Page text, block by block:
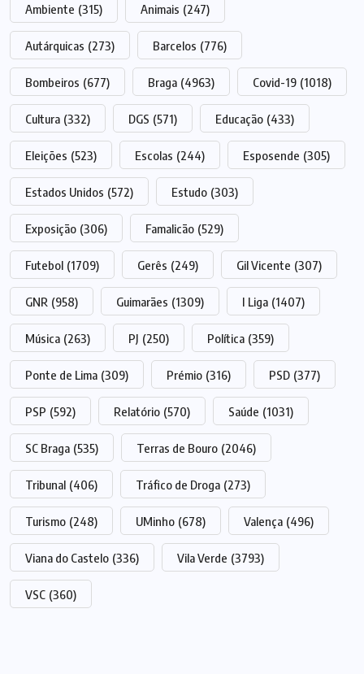
Ambiente (315) Animais (247)
Autárquicas (273) Barcelos (776)
Bombeiros (677) Braga (4963) Covid-19 (1018)
Cultura (332) DGS (571) Educação (433)
Eleições (523) Escolas (244) Esposende (305)
Estados Unidos (572) Estudo (303)
Exposição (306) Famalicão (529)
Futebol (1709) Gerês (249) Gil Vicente (307)
GNR (958) Guimarães (1309) I Liga (1407)
Música (263) PJ (250) Política (359)
Ponte de Lima (309) Prémio (316) PSD (377)
PSP (592) Relatório (570) Saúde (1031)
SC Braga (535) Terras de Bouro (2046)
Tribunal (406) Tráfico de Droga (273)
Turismo (248) UMinho (678) Valença (496)
Viana do Castelo (336) Vila Verde (3793)
VSC (360)